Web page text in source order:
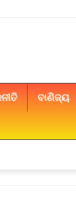
ବାଣିଜ୍ୟ